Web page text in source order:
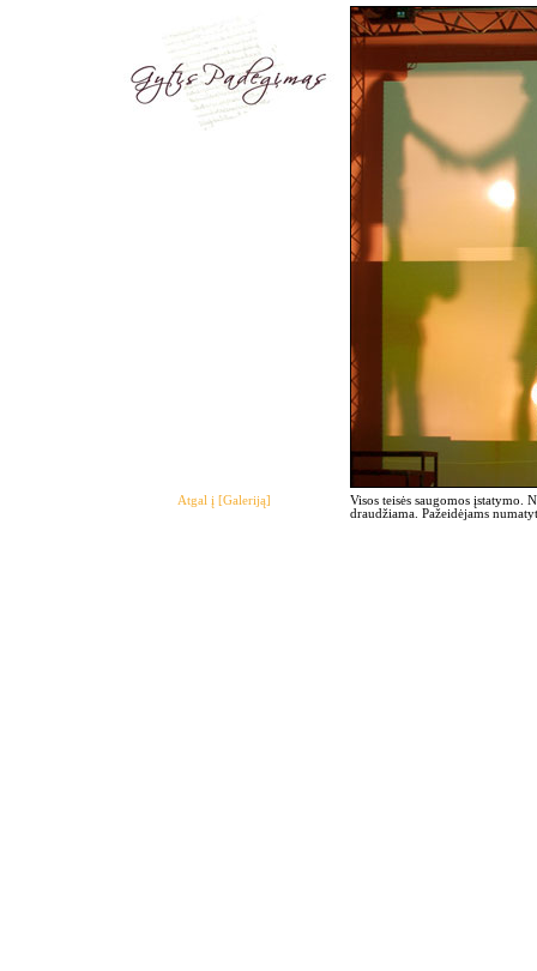
Atgal į [Galeriją]
Visos teisės saugomos
draudžiama. Pažeidėjams